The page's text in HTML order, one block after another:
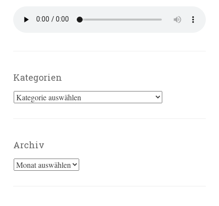
Kategorien
Kategorien
Archiv
Archiv